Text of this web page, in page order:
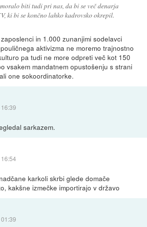
biti tudi pri nas, da bi se več denarja
ki bi se končno lahko kadrovsko okrepil.
in 1.000 zunanjimi sodelavci
aktivizma ne moremo trajnostno
pa tudi ne more odpreti več kot 150
vsakem mandatnem opustošenju s strani
one sokoordinatorke.
sarkazem.
karkoli skrbi glede domače
kakšne izmečke importirajo v državo